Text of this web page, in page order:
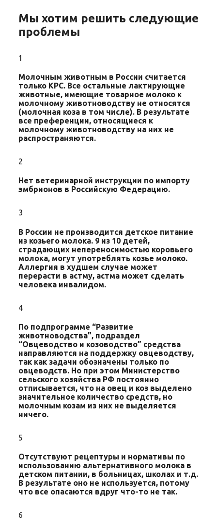
Мы хотим решить следующие
проблемы
1
Молочным животным в России считается
только КРС. Все остальные лактирующие
животные, имеющие товарное молоко к
молочному животноводству не относятся
(молочная коза в том числе). В результате
все преференции, относящиеся к
молочному животноводству на них не
распространяются.
2
Нет ветеринарной инструкции по импорту
эмбрионов в Российскую Федерацию.
3
В России не производится детское питание
из козьего молока. 9 из 10 детей,
страдающих непереносимостью коровьего
молока, могут употреблять козье молоко.
Аллергия в худшем случае может
перерасти в астму, астма может сделать
человека инвалидом.
4
По подпрограмме “Развитие
животноводства”, подраздел
“Овцеводство и козоводство” средства
направляются на поддержку овцеводству,
так как задачи обозначены только по
овцеводств. Но при этом Министерство
сельского хозяйства РФ постоянно
отписывается, что на овец и коз выделено
значительное количество средств, но
молочным козам из них не выделяется
ничего.
5
Отсутствуют рецептуры и нормативы по
использованию альтернативного молока в
детском питании, в больницах, школах и т.д.
В результате оно не используется, потому
что все опасаются вдруг что-то не так.
6